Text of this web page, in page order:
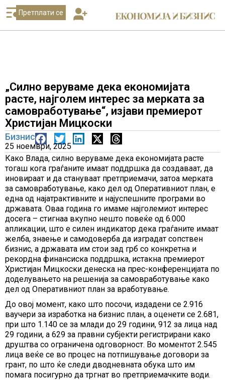
Претплати се
„Силно веруваме дека економијата
расте, најголем интерес за мерката за
самовработување“, изјави премиерот
Христијан Мицкоски
Бизнис
25 ноември, 2025
Како Влада, силно веруваме дека економијата расте
тогаш кога граѓаните имаат поддршка да создаваат, да
иновираат и да стануваат претприемачи, затоа мерката
за самовработување, како дел од Оперативниот план, е
една од најатрактивните и најуспешните програми во
државата. Оваа година го имаме најголемиот интерес
досега – стигнаа вкупно нешто повеќе од 6.000
апликации, што е силен индикатор дека граѓаните имаат
желба, знаење и самодоверба да изградат сопствен
бизнис, а државата им стои зад грб со конкретна и
рекордна финансиска поддршка, истакна премиерот
Христијан Мицкоски денеска на прес-конференцијата по
доделувањето на решенија за самовработување како
дел од Оперативниот план за вработување.
До овој момент, како што посочи, издадени се 2.916
ваучери за изработка на бизнис план, а оценети се 2.681,
при што 1.140 се за млади до 29 години, 912 за лица над
29 години, а 629 за правни субјекти регистрирани како
друштва со ограничена одговорност. Во моментот 2.545
лица веќе се во процес на потпишување договори за
грант, по што ќе следи дводневната обука што им
помага посигурно да тргнат во претприемачките води.